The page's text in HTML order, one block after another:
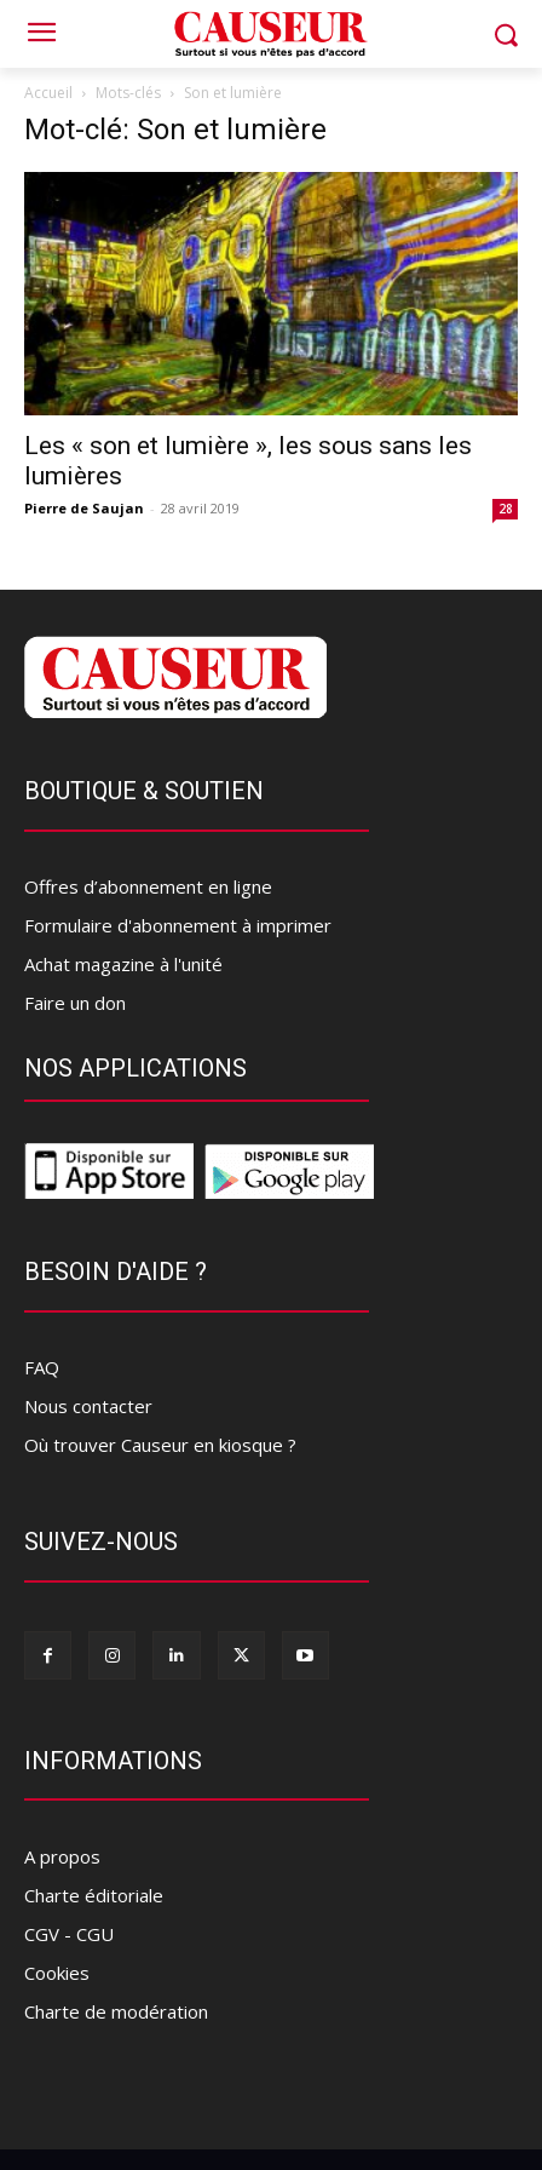
Accueil Mots-clés Son et lumière
Mot-clé: Son et lumière
Les « son et lumière », les sous sans les
lumières
Pierre de Saujan - 28 avril 2019 28
BOUTIQUE & SOUTIEN
Offres d’abonnement en ligne
Formulaire d'abonnement à imprimer
Achat magazine à l'unité
Faire un don
NOS APPLICATIONS
BESOIN D'AIDE ?
FAQ
Nous contacter
Où trouver Causeur en kiosque ?
SUIVEZ-NOUS
INFORMATIONS
A propos
Charte éditoriale
CGV - CGU
Cookies
Charte de modération